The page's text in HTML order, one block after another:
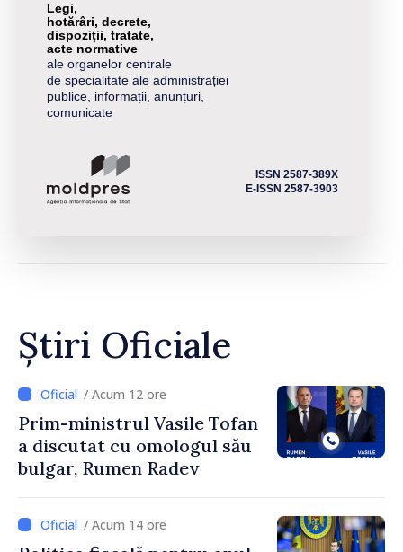
Legi,
hotărâri, decrete,
dispoziții, tratate,
acte normative
ale organelor centrale
de specialitate ale administrației
publice, informații, anunțuri,
comunicate
ISSN 2587-389X
E-ISSN 2587-3903
Știri Oficiale
/ Acum 12 ore
Prim-ministrul Vasile Tofan
a discutat cu omologul său
bulgar, Rumen Radev
/ Acum 14 ore